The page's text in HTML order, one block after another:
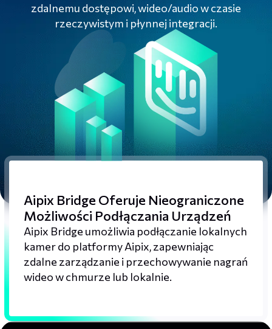
zdalnemu dostępowi, wideo/audio w czasie
rzeczywistym i płynnej integracji.
Aipix Bridge Oferuje Nieograniczone
Możliwości Podłączania Urządzeń
Aipix Bridge umożliwia podłączanie lokalnych
kamer do platformy Aipix, zapewniając
zdalne zarządzanie i przechowywanie nagrań
wideo w chmurze lub lokalnie.